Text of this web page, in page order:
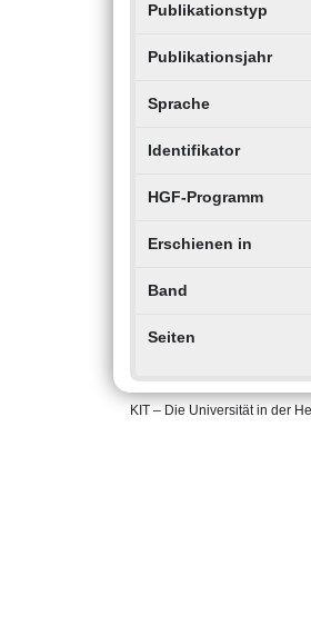
Publikationstyp
Publikationsjahr
Sprache
Identifikator
HGF-Programm
Erschienen in
Band
Seiten
KIT – Die Universität in der